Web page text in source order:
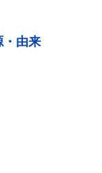
・由来